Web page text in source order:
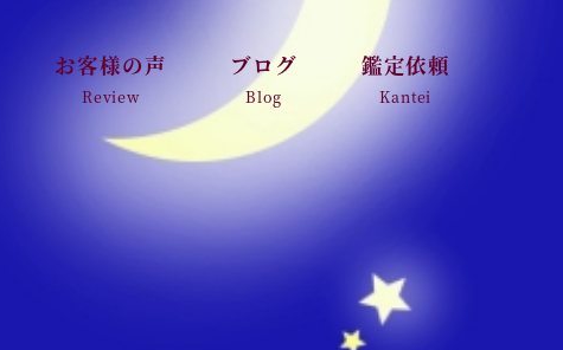
お客様の声
Review
ブログ
Blog
鑑定依頼
Kantei